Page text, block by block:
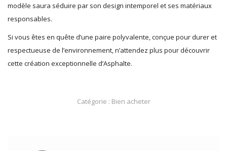
modèle saura séduire par son design intemporel et ses matériaux
responsables.
Si vous êtes en quête d’une paire polyvalente, conçue pour durer et
respectueuse de l’environnement, n’attendez plus pour découvrir
cette création exceptionnelle d’Asphalte.
Catégorie : Bien acheter